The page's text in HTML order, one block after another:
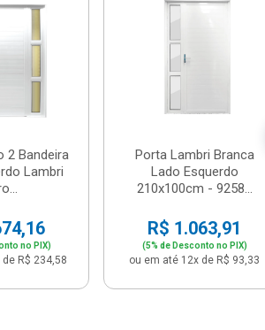
2 Bandeira
Lambri
no PIX)
R$ 234,58
Porta Lambri Branca
Lado Esquerdo
210x100cm - 9258...
R$ 1.063,91
(5% de Desconto no PIX)
ou em até 12x de R$ 93,33